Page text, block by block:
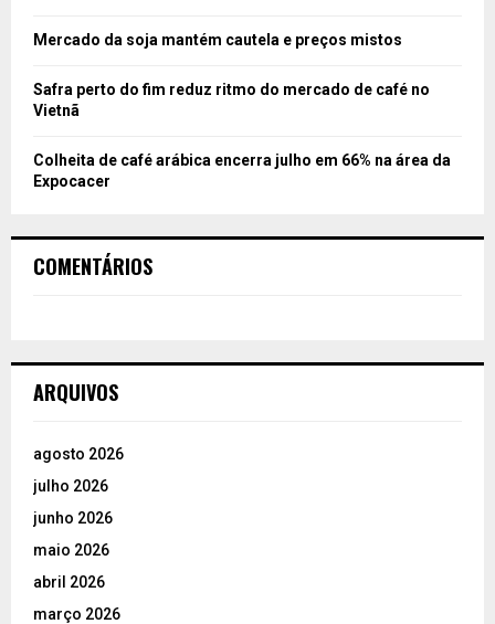
Mercado da soja mantém cautela e preços mistos
Safra perto do fim reduz ritmo do mercado de café no
Vietnã
Colheita de café arábica encerra julho em 66% na área da
Expocacer
COMENTÁRIOS
ARQUIVOS
agosto 2026
julho 2026
junho 2026
maio 2026
abril 2026
março 2026